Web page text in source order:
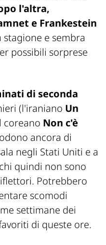
l'altra,
e Frankestein
stagione e sembra
possibili sorprese
di seconda
(l'iraniano Un
coreano Non c'è
ancora di
negli Stati Uniti e a
quindi non sono
Potrebbero
scomodi
settimane dei
di queste ore.